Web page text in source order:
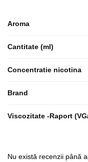
Aroma
Cantitate (ml)
Concentratie nicotina
Brand
Viscozitate -Raport
Nu există recenzii până